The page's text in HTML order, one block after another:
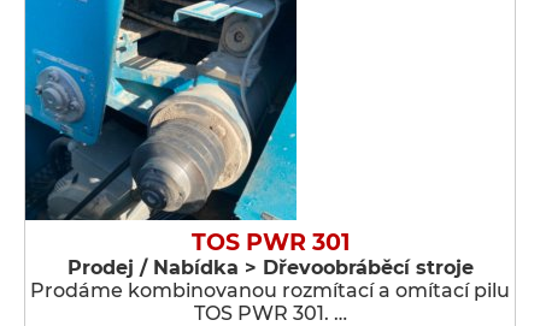
TOS PWR 301
Prodej / Nabídka > Dřevoobráběcí stroje
Prodáme kombinovanou rozmítací a omítací pilu
TOS PWR 301. …